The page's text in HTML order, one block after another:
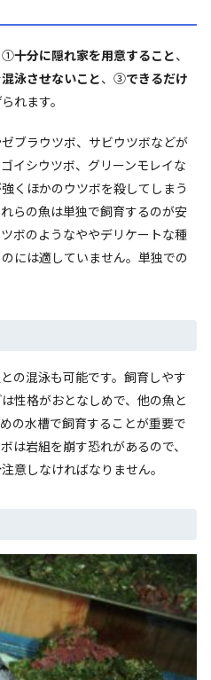
①十分に隠れ家を用意すること、
泳させないこと、③できるだけ
れます。
ブラウツボ、サビウツボなどが
イシウツボ、グリーンモレイな
くほかのウツボを殺してしまう
らの魚は単独で飼育するのが安
ボのようなややデリケートな種
には適していません。単独での
の混泳も可能です。飼育しやす
性格がおとなしめで、他の魚と
の水槽で飼育することが重要で
は岩組を崩す恐れがあるので、
意しなければなりません。